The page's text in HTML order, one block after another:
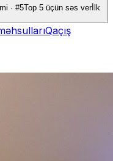
məhsullar var.
· #5Top 5 üçün səs verİlk
Qaçış